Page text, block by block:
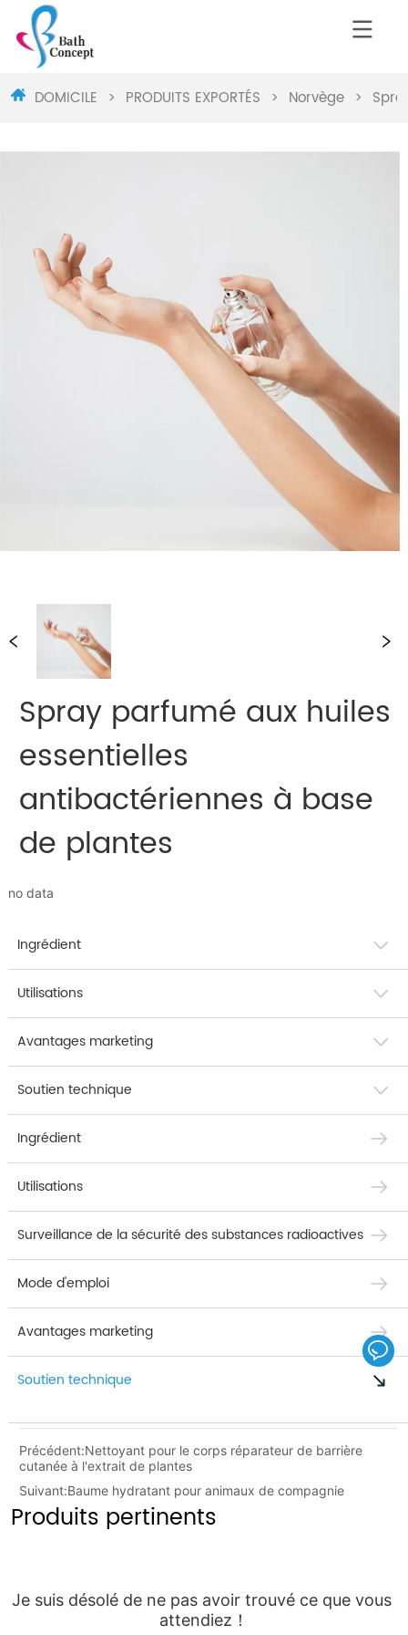
DOMICILE > PRODUITS EXPORTÉS > Norvège >
Spray parfumé aux huiles
essentielles
antibactériennes à base
de plantes
no data
Ingrédient
Utilisations
Avantages marketing
Soutien technique
Ingrédient
Utilisations
Surveillance de la sécurité des substances radioactives
Mode d'emploi
Avantages marketing
Soutien technique
Précédent:Nettoyant pour le corps réparateur de barrière
cutanée à l'extrait de plantes
Suivant:Baume hydratant pour animaux de compagnie
Produits pertinents
Je suis désolé de ne pas avoir trouvé ce que vous
attendiez！